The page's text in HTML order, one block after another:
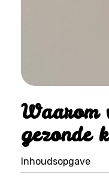
Waarom
gezonde
Inhoudsopgave